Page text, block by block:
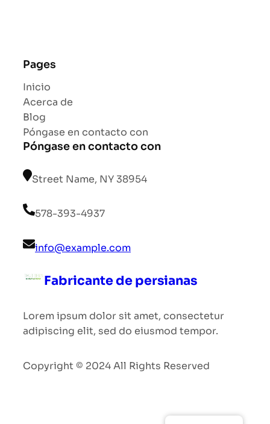
Pages
Inicio
Acerca de
Blog
Póngase en contacto con
Póngase en contacto con
Street Name, NY 38954
578-393-4937
info@example.com
Fabricante de persianas
Lorem ipsum dolor sit amet, consectetur
adipiscing elit, sed do eiusmod tempor.
Copyright © 2024 All Rights Reserved